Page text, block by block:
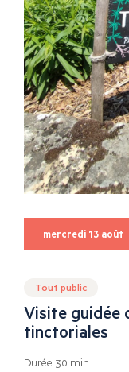
mercredi 13 août
Tout public
Visite guidée
tinctoriales
Durée 30 min